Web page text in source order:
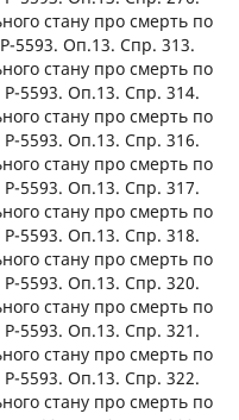
стану про смерть по
5593. Оп.13. Спр. 313.
стану про смерть по
5593. Оп.13. Спр. 314.
стану про смерть по
5593. Оп.13. Спр. 316.
стану про смерть по
5593. Оп.13. Спр. 317.
стану про смерть по
5593. Оп.13. Спр. 318.
стану про смерть по
5593. Оп.13. Спр. 320.
стану про смерть по
5593. Оп.13. Спр. 321.
стану про смерть по
5593. Оп.13. Спр. 322.
стану про смерть по